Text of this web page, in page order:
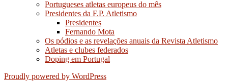
Portugueses atletas europeus do mês
Presidentes da F.P. Atletismo
Presidentes
Fernando Mota
Os pódios e as revelações anuais da Revista Atletismo
Atletas e clubes federados
Doping em Portugal
Proudly powered by WordPress